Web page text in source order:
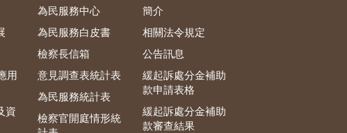
用
資
為民服務中心
為民服務白皮書
檢察長信箱
意見調查表統計表
為民服務統計表
檢察官開庭情形統
簡介
相關法令規定
公告訊息
緩起訴處分金補助
款申請表格
緩起訴處分金補助
款審查結果